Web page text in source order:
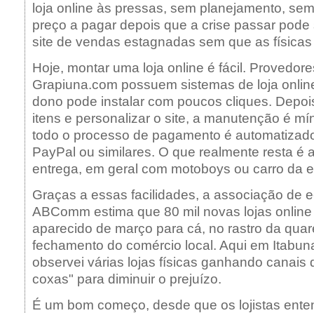
loja online às pressas, sem planejamento,
preço a pagar depois que a crise passar pode
site de vendas estagnadas sem que as
Hoje, montar uma loja online é fácil.
Grapiuna.com possuem sistemas de loja
dono pode instalar com poucos cliques.
itens e personalizar o site, a manutenção é
todo o processo de pagamento é
PayPal ou similares. O que realmente resta é
entrega, em geral com motoboys ou carro da
Graças a essas facilidades, a associação de
ABComm estima que 80 mil novas lojas
aparecido de março para cá, no rastro da
fechamento do comércio local. Aqui em
observei várias lojas físicas ganhando canais
coxas" para diminuir o prejuízo.
É um bom começo, desde que os lojistas